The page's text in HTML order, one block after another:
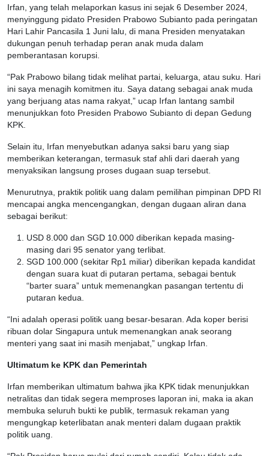
Irfan, yang telah melaporkan kasus ini sejak 6 Desember 2024,
menyinggung pidato Presiden Prabowo Subianto pada peringatan
Hari Lahir Pancasila 1 Juni lalu, di mana Presiden menyatakan
dukungan penuh terhadap peran anak muda dalam
pemberantasan korupsi.
“Pak Prabowo bilang tidak melihat partai, keluarga, atau suku. Hari
ini saya menagih komitmen itu. Saya datang sebagai anak muda
yang berjuang atas nama rakyat,” ucap Irfan lantang sambil
menunjukkan foto Presiden Prabowo Subianto di depan Gedung
KPK.
Selain itu, Irfan menyebutkan adanya saksi baru yang siap
memberikan keterangan, termasuk staf ahli dari daerah yang
menyaksikan langsung proses dugaan suap tersebut.
Menurutnya, praktik politik uang dalam pemilihan pimpinan DPD RI
mencapai angka mencengangkan, dengan dugaan aliran dana
sebagai berikut:
USD 8.000 dan SGD 10.000 diberikan kepada masing-
masing dari 95 senator yang terlibat.
SGD 100.000 (sekitar Rp1 miliar) diberikan kepada kandidat
dengan suara kuat di putaran pertama, sebagai bentuk
“barter suara” untuk memenangkan pasangan tertentu di
putaran kedua.
“Ini adalah operasi politik uang besar-besaran. Ada koper berisi
ribuan dolar Singapura untuk memenangkan anak seorang
menteri yang saat ini masih menjabat,” ungkap Irfan.
Ultimatum ke KPK dan Pemerintah
Irfan memberikan ultimatum bahwa jika KPK tidak menunjukkan
netralitas dan tidak segera memproses laporan ini, maka ia akan
membuka seluruh bukti ke publik, termasuk rekaman yang
mengungkap keterlibatan anak menteri dalam dugaan praktik
politik uang.